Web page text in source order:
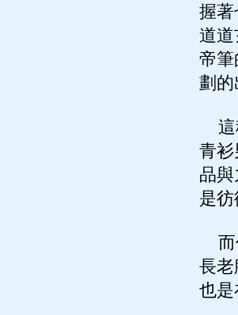
握
道
帝
劃的
這
青
品
是彷
而
長老
也